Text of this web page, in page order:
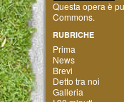
Questa opera è
Commons.
RUBRICHE
Prima
News
Brevi
Detto tra noi
Galleria